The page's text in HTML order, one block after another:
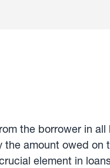
the borrower in
amount owed
element in